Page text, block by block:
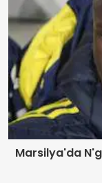
Marsilya'da